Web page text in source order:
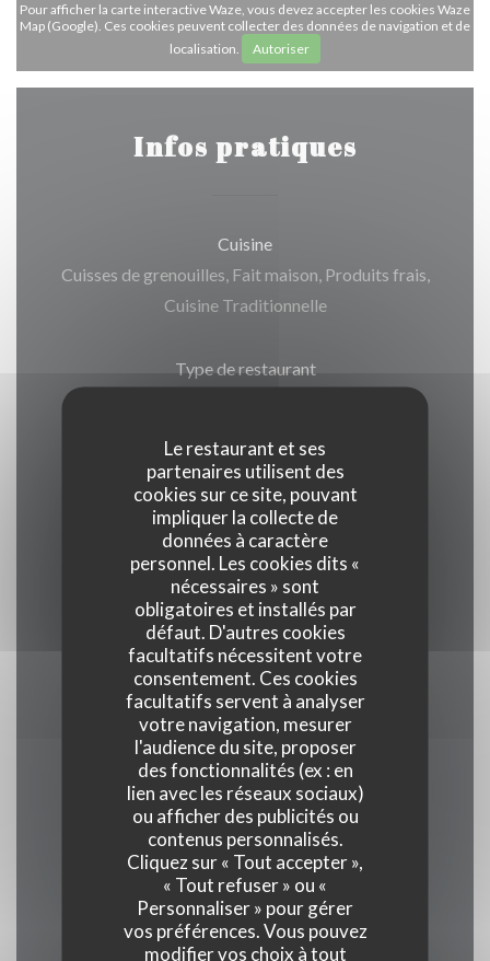
Le restaurant et ses
partenaires utilisent des
cookies sur ce site, pouvant
impliquer la collecte de
données à caractère
personnel. Les cookies dits «
nécessaires » sont
obligatoires et installés par
défaut. D'autres cookies
facultatifs nécessitent votre
consentement. Ces cookies
facultatifs servent à analyser
votre navigation, mesurer
l'audience du site, proposer
des fonctionnalités (ex : en
lien avec les réseaux sociaux)
ou afficher des publicités ou
contenus personnalisés.
Cliquez sur « Tout accepter »,
« Tout refuser » ou «
Personnaliser » pour gérer
vos préférences. Vous pouvez
modifier vos choix à tout
Pour afficher la carte interactive Waze, vous devez accepter les cookies Waze
Map (Google). Ces cookies peuvent collecter des données de navigation et de
localisation.
Autoriser
Infos pratiques
Cuisine
Cuisses de grenouilles, Fait maison, Produits frais,
Cuisine Traditionnelle
Type de restaurant
Services
Climatisation, Accès aux personnes à mobilité
réduite, Wifi
Moyens de paiement
Chèques Vacances, Eurocard/Mastercard, Titres
restaurant, Espèces, Visa, American Express,
Carte Bleue
Horaires
Lundi
12h00 - 14h00 • 19h00 - 22h30